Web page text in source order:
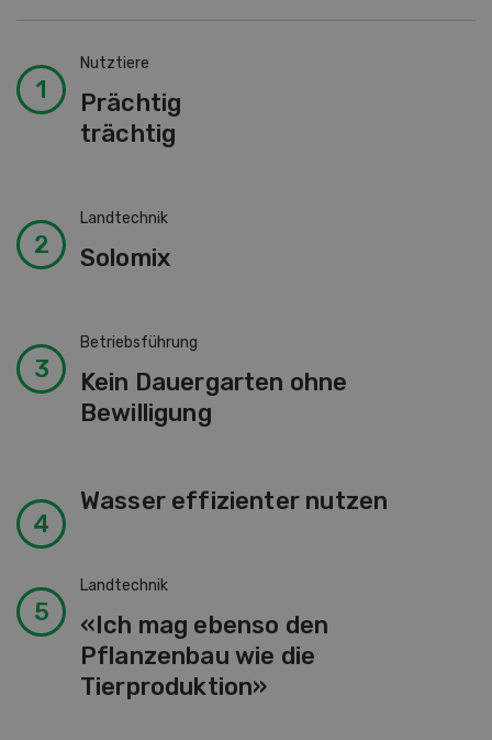
Nutztiere
Prächtig
trächtig
Landtechnik
Solomix
Betriebsführung
Kein Dauergarten ohne
Bewilligung
Wasser effizienter nutzen
Landtechnik
«Ich mag ebenso den
Pflanzenbau wie die
Tierproduktion»